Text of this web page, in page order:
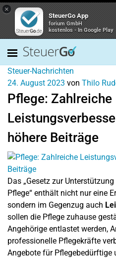
×
SteuerGo App
forium GmbH
kostenlos - In Google Play
Steuer-Nachrichten
24. August 2023 von Thilo
Pflege: Zahlreiche
höhere Beiträge
Das „Gesetz zur
Pflege“ enthält nicht nur eine
sondern im Gegenzug auch
sollen die Pflege zuhause
Angehörige entlastet werden,
professionelle Pflegekräfte
Angebote für Pflegebedürftige